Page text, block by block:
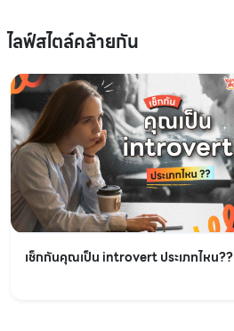
ไลฟ์สไตล์คล้ายกัน
เช็กกันคุณเป็น introvert ประเภทไหน??